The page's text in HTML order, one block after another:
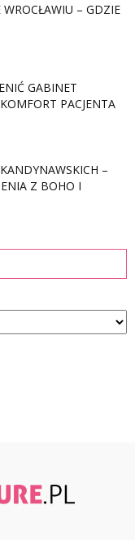
WROCŁAWIU – GDZIE
GABINET
PACJENTA
–
Z BOHO I